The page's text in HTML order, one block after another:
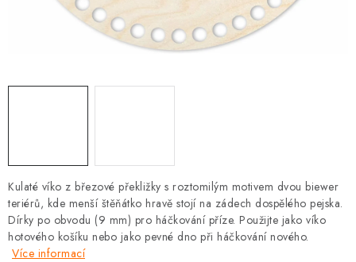
Kulaté víko z březové překližky s roztomilým motivem dvou biewer
teriérů, kde menší štěňátko hravě stojí na zádech dospělého pejska.
Dírky po obvodu (9 mm) pro háčkování příze. Použijte jako víko
hotového košíku nebo jako pevné dno při háčkování nového.
Více informací